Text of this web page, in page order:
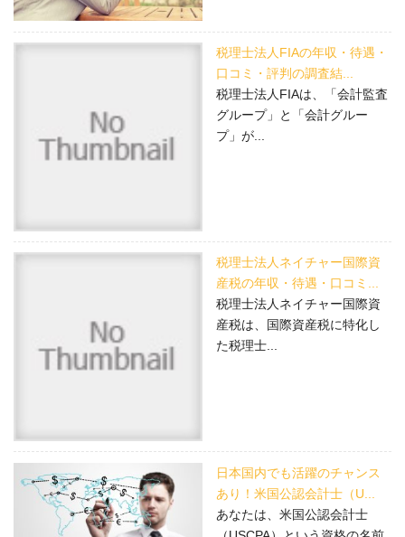
税理士法人FIAの年収・待遇・
口コミ・評判の調査結...
税理士法人FIAは、「会計監査
グループ」と「会計グルー
プ」が...
税理士法人ネイチャー国際資
産税の年収・待遇・口コミ...
税理士法人ネイチャー国際資
産税は、国際資産税に特化し
た税理士...
日本国内でも活躍のチャンス
あり！米国公認会計士（U...
あなたは、米国公認会計士